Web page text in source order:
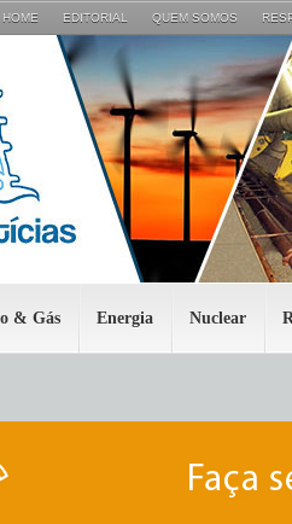
HOME EDITORIAL QUEM SOMOS
& Gás Energia Nuclear